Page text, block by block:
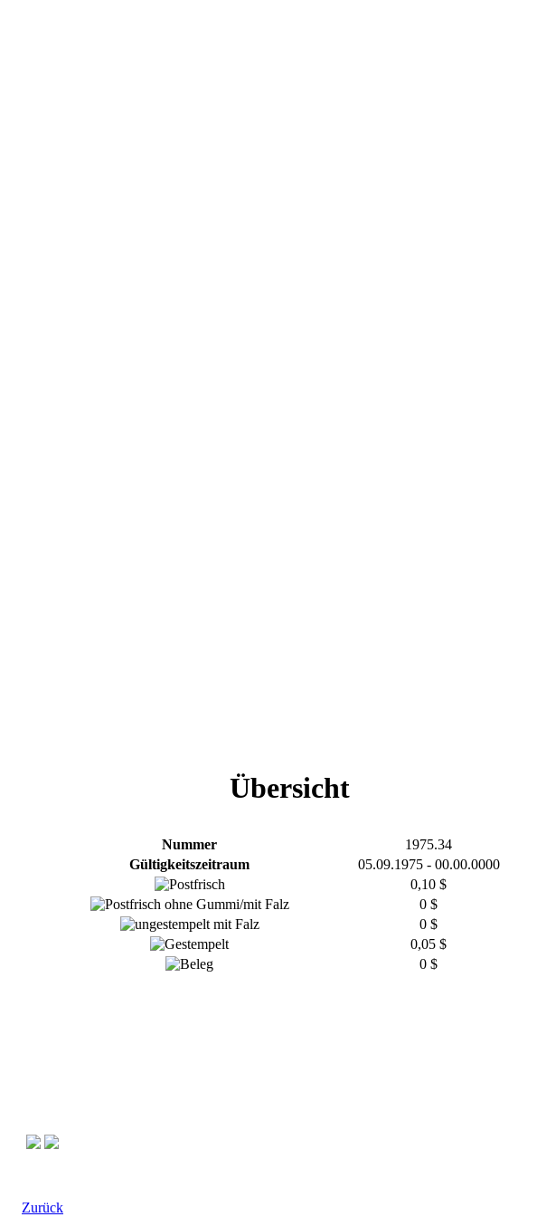
Übersicht
Nummer
1975.34
Gültigkeitszeitraum
05.09.1975 - 00.00.0000
0,10 $
0 $
0 $
0,05 $
0 $
Zurück